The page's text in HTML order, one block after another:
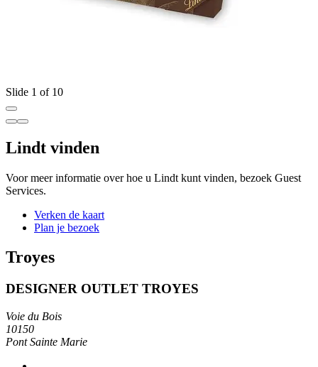
Slide 1 of 10
Lindt vinden
Voor meer informatie over hoe u Lindt kunt vinden, bezoek Guest
Services.
Verken de kaart
Plan je bezoek
Troyes
DESIGNER OUTLET TROYES
Voie du Bois
10150
Pont Sainte Marie